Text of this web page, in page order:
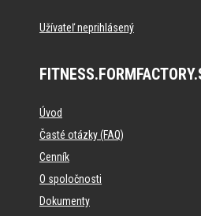
Užívateľ neprihlásený
Úvod
Časté otázky (FAQ)
Cenník
O spoločnosti
Dokumenty